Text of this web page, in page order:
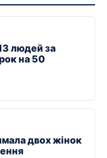
людей за
на 50
двох жінок